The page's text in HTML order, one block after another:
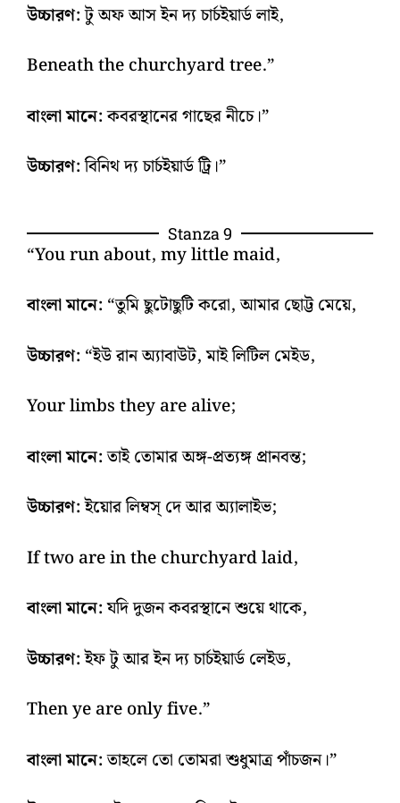
উচ্চারণ:টু অফ আস ইন দ্য চার্চইয়ার্ড লাই,
Beneath the churchyard tree.”
বাংলা মানে:কবরস্থানের গাছের নীচে।”
উচ্চারণ:বিনিথ দ্য চার্চইয়ার্ড ট্রি।”
Stanza 9
“You run about, my little maid,
বাংলা মানে: “তুমি ছুটোছুটি করো, আমার ছোট্ট মেয়ে,
উচ্চারণ: “ইউ রান অ্যাবাউট, মাই লিটিল মেইড,
Your limbs they are alive;
বাংলা মানে:তাই তোমার অঙ্গ-প্রত্যঙ্গ প্রানবন্ত;
উচ্চারণ:ইয়োর লিম্বস্‌ দে আর অ্যালাইভ;
If two are in the churchyard laid,
বাংলা মানে:যদি দুজন কবরস্থানে শুয়ে থাকে,
উচ্চারণ:ইফ টু আর ইন দ্য চার্চইয়ার্ড লেইড,
Then ye are only five.”
বাংলা মানে:তাহলে তো তোমরা শুধুমাত্র পাঁচজন।”